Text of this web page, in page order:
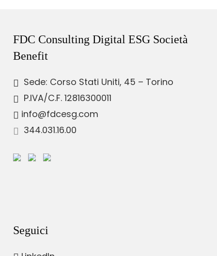
FDC Consulting Digital ESG Società
Benefit
Sede: Corso Stati Uniti, 45 – Torino
P.IVA/C.F. 12816300011
info@fdcesg.com
344.031.16.00
Seguici